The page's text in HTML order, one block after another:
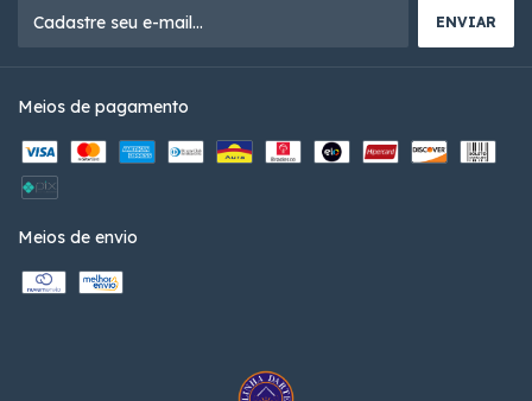
Meios de pagamento
Meios de envio